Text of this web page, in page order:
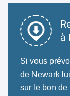
à
Si vous
de Newark
sur le bon de